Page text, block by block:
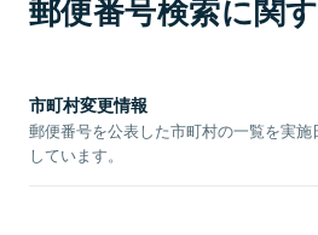
郵便番号検索に関
市町村変更情報
郵便番号を公表した市町村の一覧を実
しています。